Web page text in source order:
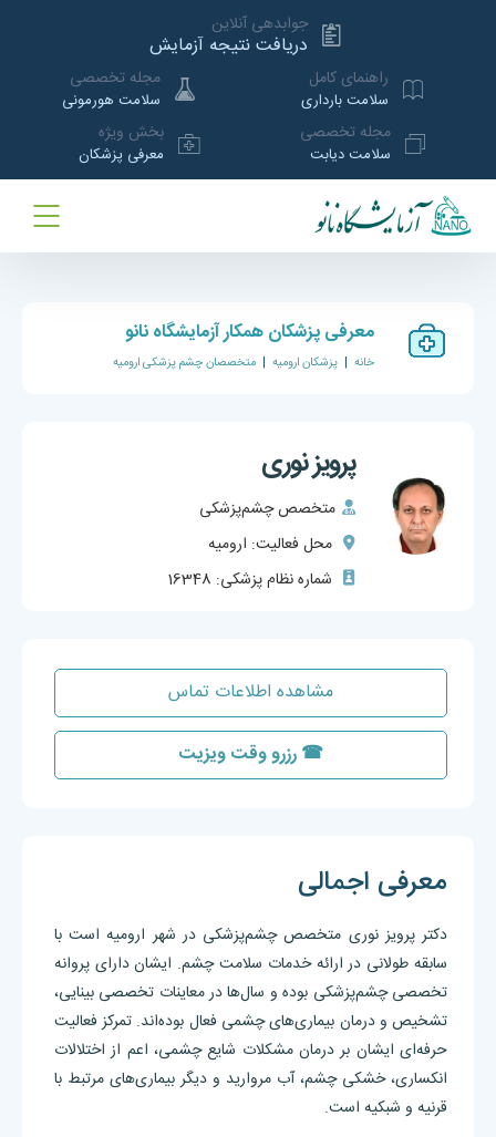
جوابدهی آنلاین
دریافت نتیجه آزمایش
راهنمای کامل
سلامت بارداری
مجله تخصصی
سلامت هورمونی
مجله تخصصی
سلامت دیابت
بخش ویژه
معرفی پزشکان
معرفی پزشکان همکار آزمایشگاه نانو
خانه |پزشکان ارومیه |متخصصان چشم پزشکی ارومیه
پرویز نوری
متخصص چشم‌پزشکی
محل فعالیت: ارومیه
شماره نظام پزشکی: 16348
مشاهده اطلاعات تماس
☎ رزرو وقت ویزیت
معرفی اجمالی
دکتر پرویز نوری متخصص چشم‌پزشکی در شهر ارومیه است با
سابقه طولانی در ارائه خدمات سلامت چشم. ایشان دارای پروانه
تخصصی چشم‌پزشکی بوده و سال‌ها در معاینات تخصصی بینایی،
تشخیص و درمان بیماری‌های چشمی فعال بوده‌اند. تمرکز فعالیت
حرفه‌ای ایشان بر درمان مشکلات شایع چشمی، اعم از اختلالات
انکساری، خشکی چشم، آب مروارید و دیگر بیماری‌های مرتبط با
قرنیه و شبکیه است.